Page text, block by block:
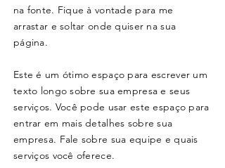
na fonte. Fique à vontade para me
arrastar e soltar onde quiser na sua
página.
Este é um ótimo espaço para escrever um
texto longo sobre sua empresa e seus
serviços. Você pode usar este espaço para
entrar em mais detalhes sobre sua
empresa. Fale sobre sua equipe e quais
serviços você oferece.